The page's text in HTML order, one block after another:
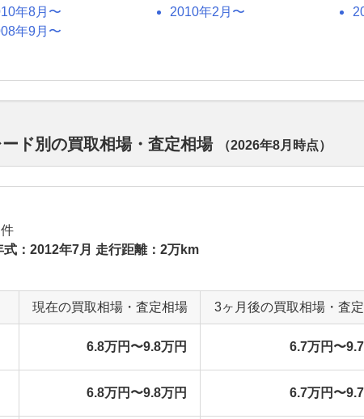
年8月〜
2010年2月〜
年9月〜
ド別の買取相場・査定相場 （2026年8月 時点）
式：2012年7月 走行距離：2万km
現在の買取相場・査定相場 3ヶ月後の買取相場・査
6.8万円〜9.8万円 6.7万円〜
6.8万円〜9.8万円 6.7万円〜